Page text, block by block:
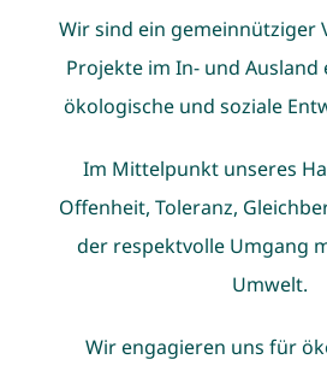
Wir sind ein gemeinnütziger
Projekte im In- und Ausland
ökologische und soziale
Im Mittelpunkt unseres
Offenheit, Toleranz,
der respektvolle Umgang
Umwelt.
Wir engagieren uns für